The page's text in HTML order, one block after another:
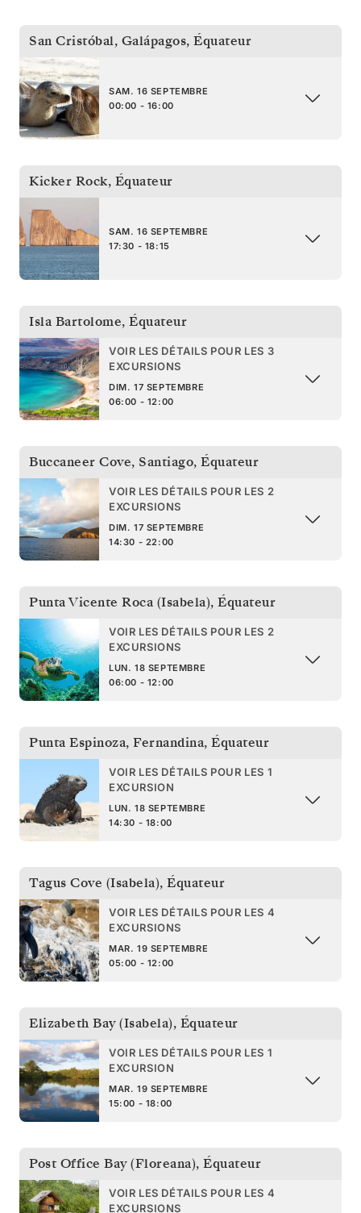
San Cristóbal, Galápagos, Équateur
SAM. 16 SEPTEMBRE
00:00 - 16:00
Kicker Rock, Équateur
SAM. 16 SEPTEMBRE
17:30 - 18:15
Isla Bartolome, Équateur
VOIR LES DÉTAILS POUR LES 3
EXCURSIONS
DIM. 17 SEPTEMBRE
06:00 - 12:00
Buccaneer Cove, Santiago, Équateur
VOIR LES DÉTAILS POUR LES 2
EXCURSIONS
DIM. 17 SEPTEMBRE
14:30 - 22:00
Punta Vicente Roca (Isabela), Équateur
VOIR LES DÉTAILS POUR LES 2
EXCURSIONS
LUN. 18 SEPTEMBRE
06:00 - 12:00
Punta Espinoza, Fernandina, Équateur
VOIR LES DÉTAILS POUR LES 1
EXCURSION
LUN. 18 SEPTEMBRE
14:30 - 18:00
Tagus Cove (Isabela), Équateur
VOIR LES DÉTAILS POUR LES 4
EXCURSIONS
MAR. 19 SEPTEMBRE
05:00 - 12:00
Elizabeth Bay (Isabela), Équateur
VOIR LES DÉTAILS POUR LES 1
EXCURSION
MAR. 19 SEPTEMBRE
15:00 - 18:00
Post Office Bay (Floreana), Équateur
VOIR LES DÉTAILS POUR LES 4
EXCURSIONS